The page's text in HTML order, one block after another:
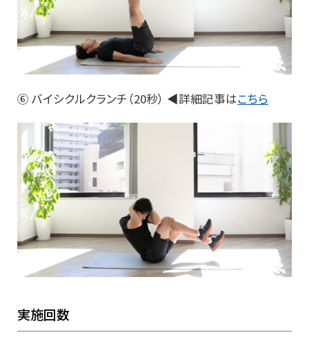
⑥ バイシクルクランチ（20秒） ◀詳細記事はこちら
実施回数